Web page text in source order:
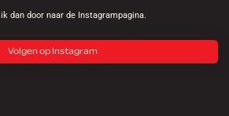
dan door naar de Instagrampagina.
Volgen op Instagram